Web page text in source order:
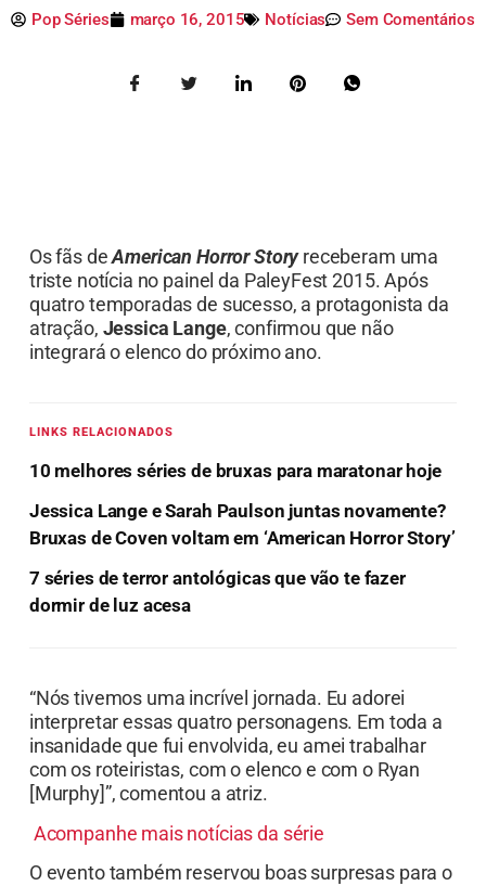
Pop Séries março 16, 2015 Notícias Sem Comentários
Os fãs deAmerican Horror Storyreceberam uma
triste notícia no painel da PaleyFest 2015. Após
quatro temporadas de sucesso, a protagonista da
atração, Jessica Lange, confirmou que não
integrará o elenco do próximo ano.
LINKS RELACIONADOS
10 melhores séries de bruxas para maratonar hoje
Jessica Lange e Sarah Paulson juntas novamente?
Bruxas de Coven voltam em ‘American Horror Story’
7 séries de terror antológicas que vão te fazer
dormir de luz acesa
“Nós tivemos uma incrível jornada. Eu adorei
interpretar essas quatro personagens. Em toda a
insanidade que fui envolvida, eu amei trabalhar
com os roteiristas, com o elenco e com o Ryan
[Murphy]”, comentou a atriz.
Acompanhe mais notícias da série
O evento também reservou boas surpresas para o